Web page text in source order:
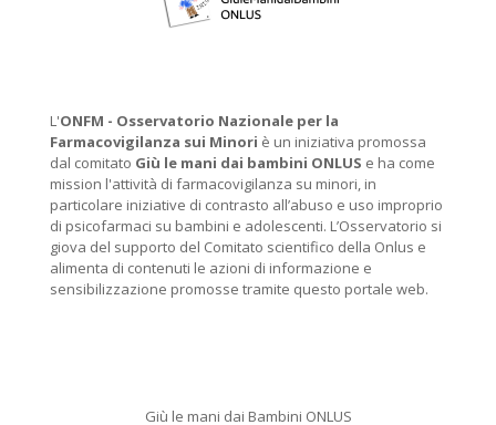
L'ONFM - Osservatorio Nazionale per la
Farmacovigilanza sui Minori è un iniziativa promossa
dal comitato Giù le mani dai bambini ONLUS e ha come
mission l'attività di farmacovigilanza su minori, in
particolare iniziative di contrasto all’abuso e uso improprio
di psicofarmaci su bambini e adolescenti. L’Osservatorio si
giova del supporto del Comitato scientifico della Onlus e
alimenta di contenuti le azioni di informazione e
sensibilizzazione promosse tramite questo portale web.
Giù le mani dai Bambini ONLUS